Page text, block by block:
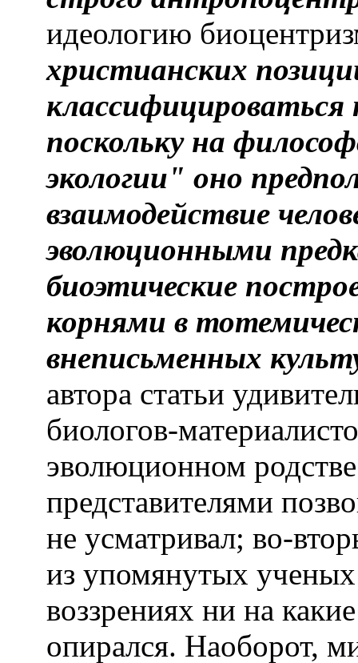
идеологию
христианских
классифицироваться
поскольку на
экологии" оно
взаимодействие
эволюционными
биоэтические
корнями в
внеписьменных
автора статьи
биологов-
эволюционном
представителями
не усматривал; во-
из упомянутых
воззрениях ни на
опирался. Наоборот,